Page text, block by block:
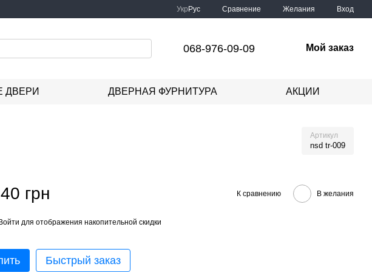
Укр Рус Сравнение Желания Вход
068-976-09-09 Мой заказ
ДВЕРИ ДВЕРНАЯ ФУРНИТУРА АКЦИИ
Артикул
nsd tr-009
грн К сравнению В желания
для отображения накопительной скидки
Быстрый заказ